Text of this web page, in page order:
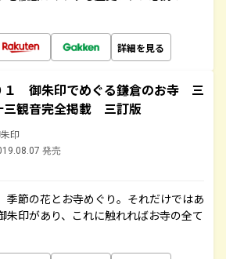
詳細を見る
１ 御朱印でめぐる鎌倉のお寺 三
三観音完全掲載 三訂版
印
発売
季節の花とお寺めぐり。それだけではあ
朱印があり、これに触れればお寺の全て